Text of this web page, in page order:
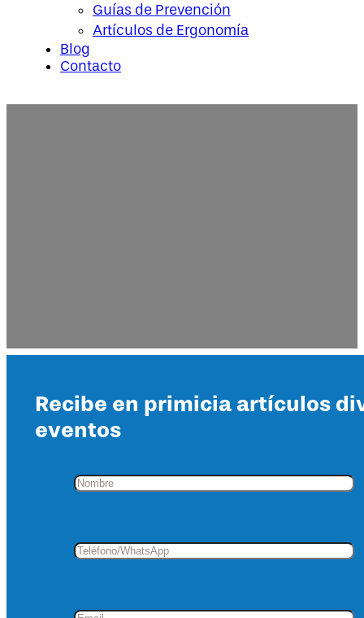
Guías de Prevención
Artículos de Ergonomía
Blog
Contacto
Recibe en primicia artículos
eventos